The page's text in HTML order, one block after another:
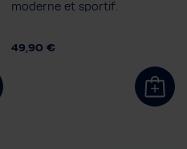
moderne et sportif.
49,90 €